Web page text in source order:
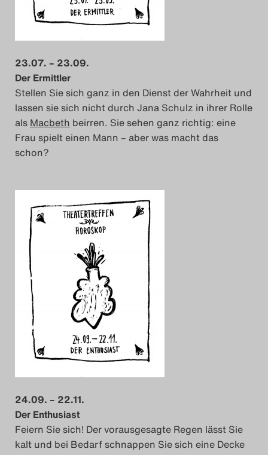
23.07. – 23.09.
Der Ermittler
Stellen Sie sich ganz in den Dienst der Wahrheit und
lassen sie sich nicht durch Jana Schulz in ihrer Rolle
als Macbeth beirren. Sie sehen ganz richtig: eine
Frau spielt einen Mann – aber was macht das
schon?
24.09. – 22.11.
Der Enthusiast
Feiern Sie sich! Der vorausgesagte Regen lässt Sie
kalt und bei Bedarf schnappen Sie sich eine Decke